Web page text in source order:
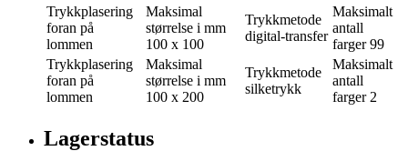
Trykkplasering
foran på
lommen
Maksimal
størrelse i mm
100 x 100
Trykkmetode
digital-transfer
Maksimalt
antall
farger 99
Trykkplasering
foran på
lommen
Maksimal
størrelse i mm
100 x 200
Trykkmetode
silketrykk
Maksimalt
antall
farger 2
Lagerstatus